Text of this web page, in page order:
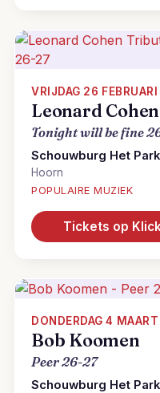
VRIJDAG 26
Leonard
Tonight will be fine
Schouwburg Het Park
Hoorn
POPULAIRE MUZIEK
Tickets op
DONDERDAG 4
Bob Koomen
Peer 26-27
Schouwburg Het Park